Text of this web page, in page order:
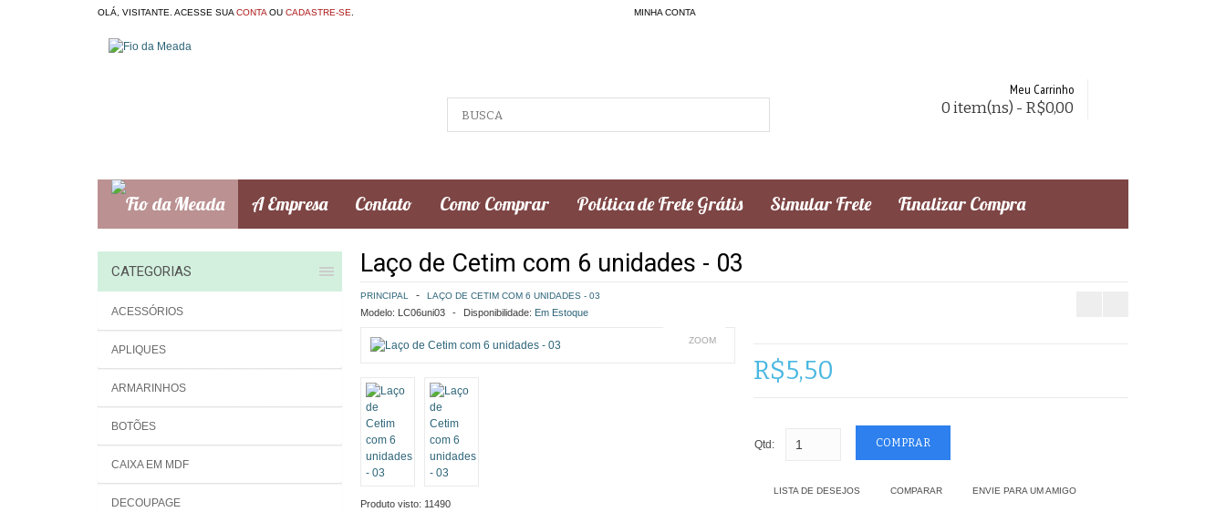
OLÁ, VISITANTE. ACESSE SUA CONTA OU CADASTRE-SE MINHA CONTA
Meu Carrinho
0 item(ns) - R$0,00
A Empresa Contato Como Comprar Política de Frete Grátis Simular Frete Finalizar Compra
CATEGORIAS
ACESSÓRIOS
APLIQUES
ARMARINHOS
BOTÕES
CAIXA EM MDF
DECOUPAGE
Laço de Cetim com 6 unidades - 03
PRINCIPAL LAÇO DE CETIM COM 6 UNIDADES - 03
Modelo: LC06uni03 Disponibilidade: Em Estoque
ZOOM
Produto visto: 11490
R$5,50
Qtd:
LISTA DE DESEJOS COMPARAR ENVIE PARA UM AMIGO